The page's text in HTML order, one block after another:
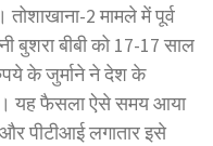
2 मामले में पूर्व
बुशरा बीबी को 17-17 साल
के जुर्माने ने देश के
है। यह फैसला ऐसे समय आया
पीटीआई लगातार इसे